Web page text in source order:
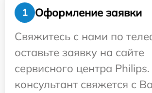
1
Оформление заявки
Свяжитесь с нами по
оставьте заявку на сайте
сервисного центра
консультант свяжется с